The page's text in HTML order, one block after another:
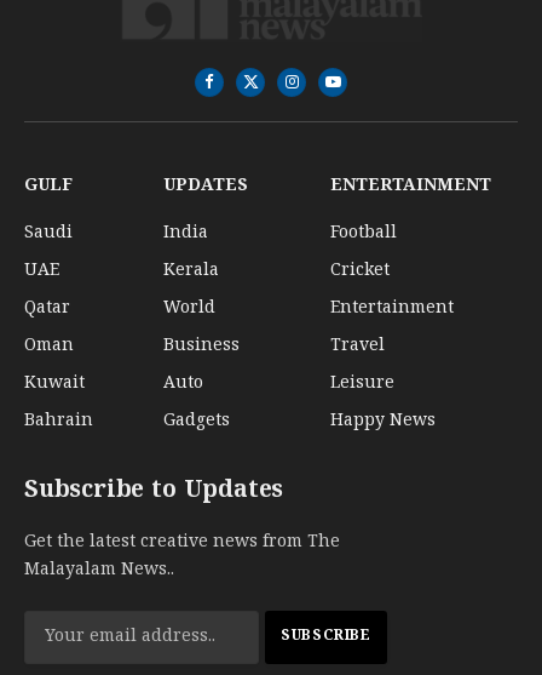
Facebook
X
(Twitter)
InstagramYouTube
GULF
Saudi
UAE
Qatar
Oman
Kuwait
Bahrain
UPDATES
India
Kerala
World
Business
Auto
Gadgets
ENTERTAINMENT
Football
Cricket
Entertainment
Travel
Leisure
Happy News
Subscribe to Updates
Get the latest creative news from The
Malayalam News..